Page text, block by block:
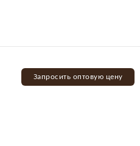
Запросить оптовую цену